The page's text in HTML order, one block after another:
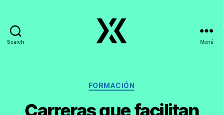
Search Menú
Categorías
FORMACIÓN
Carreras que facilitan